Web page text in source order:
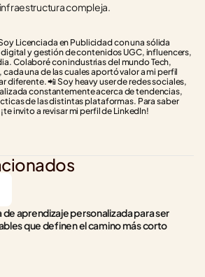
compleja.
Licenciada en Publicidad con una sólida
y gestión de contenidos UGC, influencers,
Colaboré con industrias del mundo Tech,
cada una de las cuales aportó valor a mi perfil
diferente. 📲 Soy heavy user de redes sociales,
constantemente acerca de tendencias,
de las distintas plataformas. Para saber
invito a revisar mi perfil de LinkedIn!
aprendizaje personalizada para ser
que definen el camino más corto